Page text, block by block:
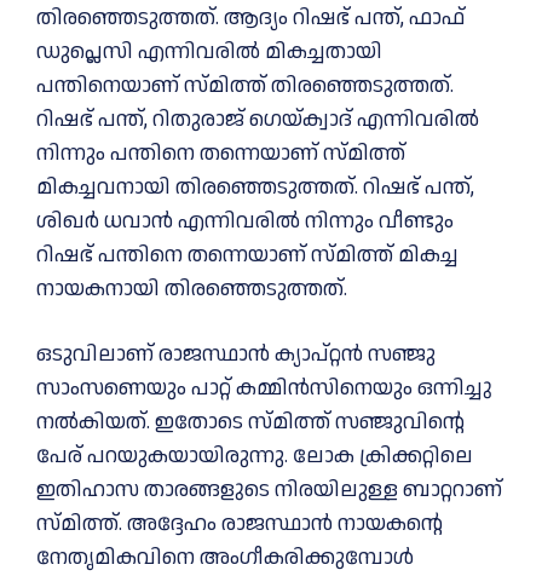
തിരഞ്ഞെടുത്തത്. ആദ്യം റിഷഭ് പന്ത്, ഫാഫ്
ഡുപ്ലെസി എന്നിവരിൽ മികച്ചതായി
പന്തിനെയാണ് സ്മിത്ത് തിരഞ്ഞെടുത്തത്.
റിഷഭ് പന്ത്, റിതുരാജ് ഗെയ്ക്വാദ് എന്നിവരിൽ
നിന്നും പന്തിനെ തന്നെയാണ് സ്മിത്ത്
മികച്ചവനായി തിരഞ്ഞെടുത്തത്. റിഷഭ് പന്ത്,
ശിഖർ ധവാൻ എന്നിവരിൽ നിന്നും വീണ്ടും
റിഷഭ് പന്തിനെ തന്നെയാണ് സ്മിത്ത് മികച്ച
നായകനായി തിരഞ്ഞെടുത്തത്.
ഒടുവിലാണ് രാജസ്ഥാൻ ക്യാപ്റ്റൻ സഞ്ജു
സാംസണെയും പാറ്റ് കമ്മിൻസിനെയും ഒന്നിച്ചു
നൽകിയത്. ഇതോടെ സ്മിത്ത് സഞ്ജുവിന്റെ
പേര് പറയുകയായിരുന്നു. ലോക ക്രിക്കറ്റിലെ
ഇതിഹാസ താരങ്ങളുടെ നിരയിലുള്ള ബാറ്ററാണ്
സ്മിത്ത്. അദ്ദേഹം രാജസ്ഥാൻ നായകന്റെ
നേതൃമികവിനെ അംഗീകരിക്കുമ്പോൾ